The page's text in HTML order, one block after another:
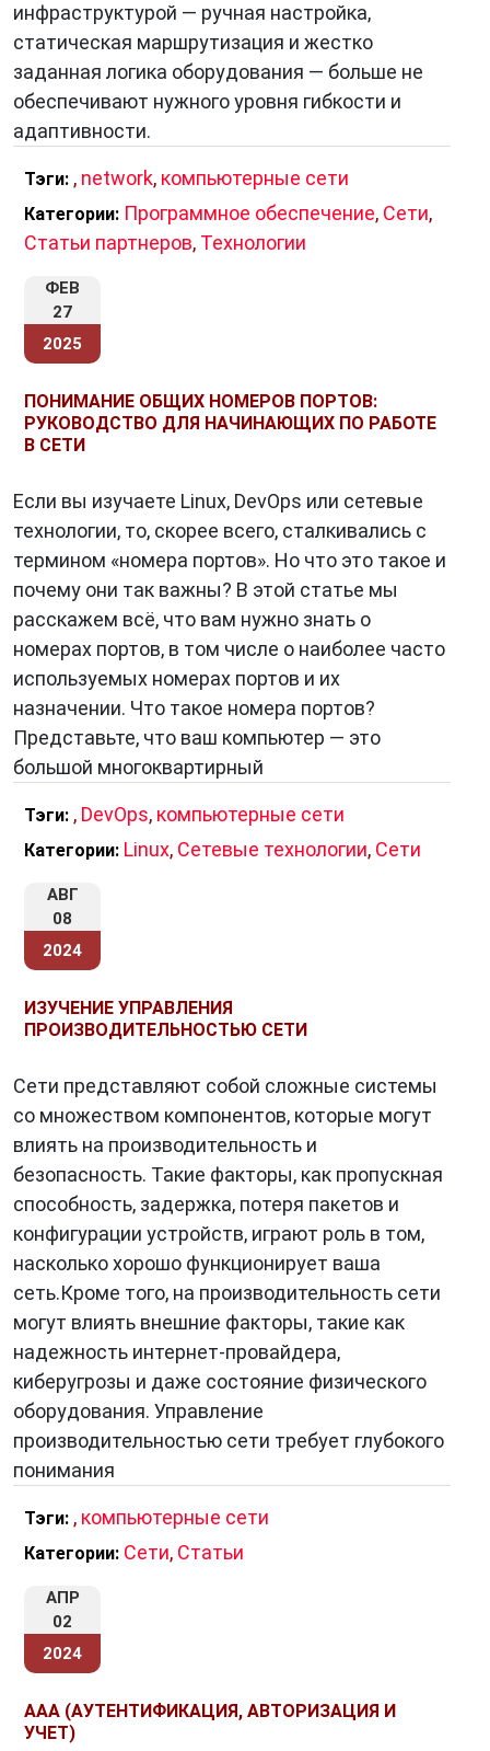
инфраструктурой — ручная настройка,
статическая маршрутизация и жестко
заданная логика оборудования — больше не
обеспечивают нужного уровня гибкости и
адаптивности.
Тэги: , network, компьютерные сети
Категории: Программное обеспечение, Сети,
Статьи партнеров, Технологии
ФЕВ
27
2025
ПОНИМАНИЕ ОБЩИХ НОМЕРОВ ПОРТОВ:
РУКОВОДСТВО ДЛЯ НАЧИНАЮЩИХ ПО РАБОТЕ
В СЕТИ
Если вы изучаете Linux, DevOps или сетевые
технологии, то, скорее всего, сталкивались с
термином «номера портов». Но что это такое и
почему они так важны? В этой статье мы
расскажем всё, что вам нужно знать о
номерах портов, в том числе о наиболее часто
используемых номерах портов и их
назначении. Что такое номера портов?
Представьте, что ваш компьютер — это
большой многоквартирный
Тэги: , DevOps, компьютерные сети
Категории: Linux, Сетевые технологии, Сети
АВГ
08
2024
ИЗУЧЕНИЕ УПРАВЛЕНИЯ
ПРОИЗВОДИТЕЛЬНОСТЬЮ СЕТИ
Сети представляют собой сложные системы
со множеством компонентов, которые могут
влиять на производительность и
безопасность. Такие факторы, как пропускная
способность, задержка, потеря пакетов и
конфигурации устройств, играют роль в том,
насколько хорошо функционирует ваша
сеть.Кроме того, на производительность сети
могут влиять внешние факторы, такие как
надежность интернет-провайдера,
киберугрозы и даже состояние физического
оборудования. Управление
производительностью сети требует глубокого
понимания
Тэги: , компьютерные сети
Категории: Сети, Статьи
АПР
02
2024
AAA (АУТЕНТИФИКАЦИЯ, АВТОРИЗАЦИЯ И
УЧЕТ)